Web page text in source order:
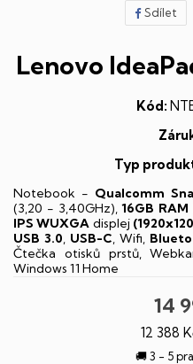
Sdílet
Lenovo
Kód:
Typ
Notebook - Qualcomm
(3,20 - 3,40GHz),16GB RAM
IPS WUXGA displej
USB 3.0, USB-C, Wifi,
Čtečka otisků prstů,
Windows 11 Home
14
12 388
🚚 3 - 5